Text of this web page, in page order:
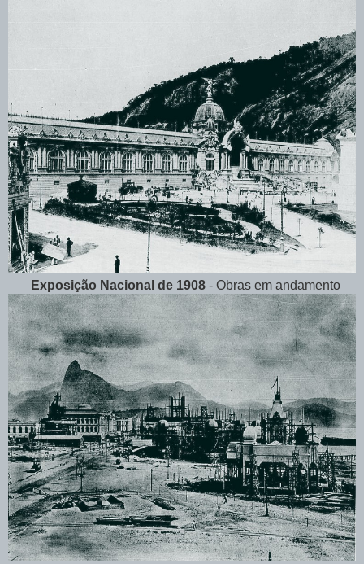
Exposição Nacional de 1908 - Obras em andamento